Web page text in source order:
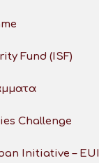
Fund (ISF)
Challenge
Initiative – EUI